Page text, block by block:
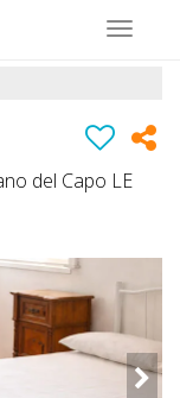
Toggle
del Capo LE